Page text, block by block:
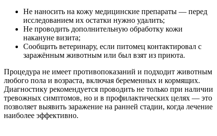
Не наносить на кожу медицинские препараты — перед
исследованием их остатки нужно удалить;
Не проводить дополнительную обработку кожи
накануне визита;
Сообщить ветеринару, если питомец контактировал с
заражённым животным или был взят из приюта.
Процедура не имеет противопоказаний и подходит животным
любого пола и возраста, включая беременных и кормящих.
Диагностику рекомендуется проводить не только при наличии
тревожных симптомов, но и в профилактических целях — это
позволяет выявить заражение на ранней стадии, когда лечение
наиболее эффективно.